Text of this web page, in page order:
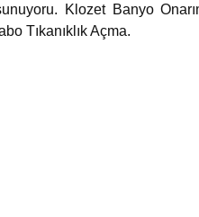
Klozet Banyo
Tıkanıklık Açma.